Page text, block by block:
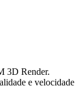
3D Render.
e velocidade